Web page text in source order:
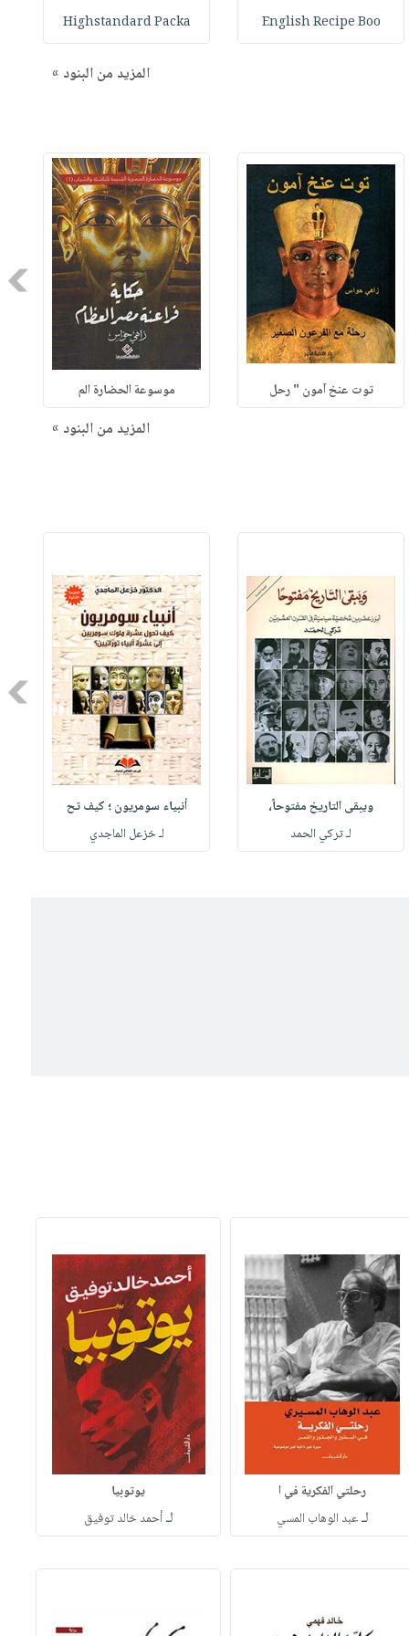
English Recipe Boo
Highstandard Packa
المزيد من البنود »
توت عنخ آمون " رحل موسوعة الحضارة الم
المزيد من البنود »
ويبقى التاريخ مفتوحاً،
لـ تركي الحمد
أنبياء سومريون ؛ كيف تح
لـ خزعل الماجدي
رحلتي الفكرية في ا
لـعبد الوهاب المسي
يوتوبيا
لـأحمد خالد توفيق